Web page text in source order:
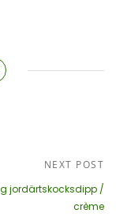
NEXT POST
jordärtskocksdipp /
crème